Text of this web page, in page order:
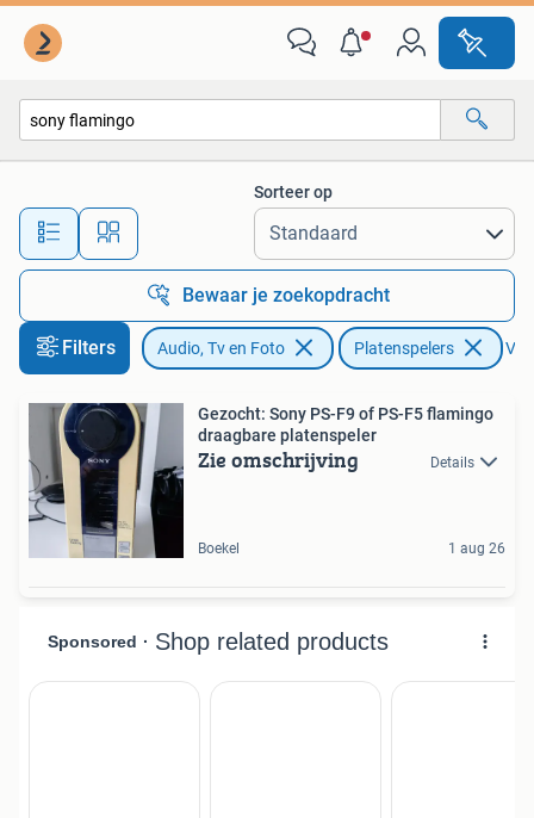
Alle afstanden…
Sorteer op
Bewaar je zoekopdracht
Filters Audio, Tv en Foto Platenspelers
Gezocht: Sony PS-F9 of PS-F5 flamingo
draagbare platenspeler
Zie omschrijving Details
Boekel 1 aug 26